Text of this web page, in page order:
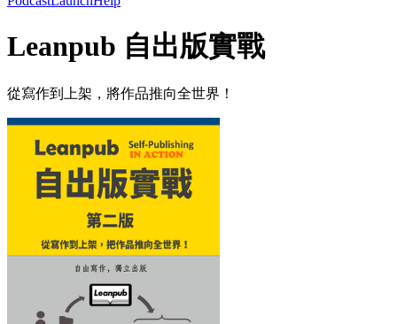
Leanpub 自出版實戰
從寫作到上架，將作品推向全世界！